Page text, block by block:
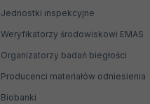
Jednostki inspekcyjne
Weryfikatorzy środowiskowi EMAS
Organizatorzy badań biegłości
Producenci materiałów odniesienia
Biobanki